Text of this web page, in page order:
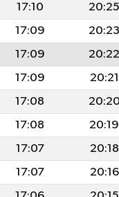
17:10 20:25
17:09 20:23
17:09 20:22
17:09 20:21
17:08 20:20
17:08 20:19
17:07 20:18
17:07 20:16